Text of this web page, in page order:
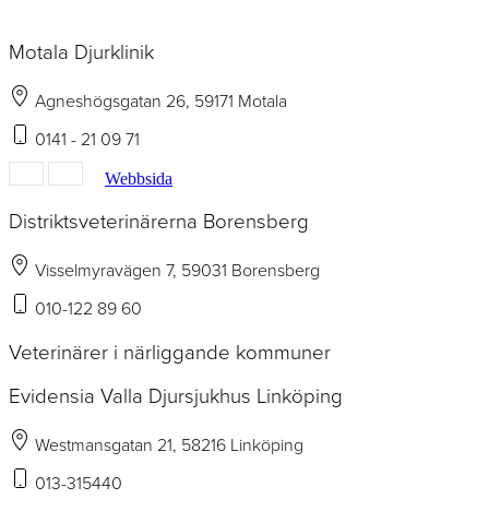
Motala Djurklinik
Agneshögsgatan 26, 59171 Motala
0141 - 21 09 71
Webbsida
Distriktsveterinärerna Borensberg
Visselmyravägen 7, 59031 Borensberg
010-122 89 60
Veterinärer i närliggande kommuner
Evidensia Valla Djursjukhus Linköping
Westmansgatan 21, 58216 Linköping
013-315440